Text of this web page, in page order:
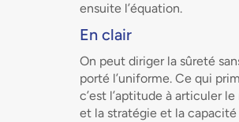
ensuite l’équation.
En clair
On peut diriger la sûreté
porté l’uniforme. Ce qui
c’est l’aptitude à articuler le
et la stratégie et la capacité